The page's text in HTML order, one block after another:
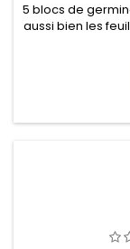
5 blocs de
aussi bien les
Les feuilles de
utilisées dans
de laitue par
cueillies